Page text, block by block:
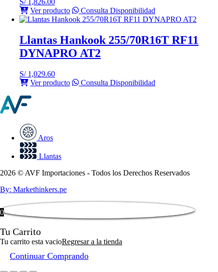
S/1,826.00
Ver producto
Consulta Disponibilidad
Llantas Hankook 255/70R16T RF11
DYNAPRO AT2
S/1,029.60
Ver producto
Consulta Disponibilidad
Aros
Llantas
2026 © AVF Importaciones - Todos los Derechos Reservados
By: Markethinkers.pe
0
Tu Carrito
Tu carrito esta vacioRegresar a la tienda
Continuar Comprando